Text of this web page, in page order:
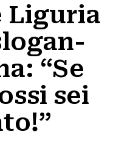
Liguria
“Se
sei